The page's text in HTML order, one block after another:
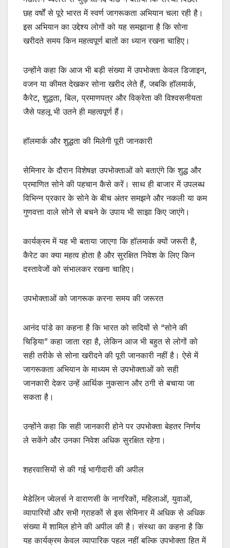
छह वर्षों से पूरे भारत में स्वर्ण जागरूकता अभियान चला रही है।
इस अभियान का उद्देश्य लोगों को यह समझाना है कि सोना
खरीदते समय किन महत्वपूर्ण बातों का ध्यान रखना चाहिए।
उन्होंने कहा कि आज भी बड़ी संख्या में उपभोक्ता केवल डिजाइन,
वजन या कीमत देखकर सोना खरीद लेते हैं, जबकि हॉलमार्क,
कैरेट, शुद्धता, बिल, प्रमाणपत्र और विक्रेता की विश्वसनीयता
जैसे पहलू भी उतने ही महत्वपूर्ण हैं।
हॉलमार्क और शुद्धता की मिलेगी पूरी जानकारी
सेमिनार के दौरान विशेषज्ञ उपभोक्ताओं को बताएंगे कि शुद्ध और
प्रमाणित सोने की पहचान कैसे करें। साथ ही बाजार में उपलब्ध
विभिन्न प्रकार के सोने के बीच अंतर समझने और नकली या कम
गुणवत्ता वाले सोने से बचने के उपाय भी साझा किए जाएंगे।
कार्यक्रम में यह भी बताया जाएगा कि हॉलमार्क क्यों जरूरी है,
कैरेट का क्या महत्व होता है और सुरक्षित निवेश के लिए किन
दस्तावेजों को संभालकर रखना चाहिए।
उपभोक्ताओं को जागरूक करना समय की जरूरत
आनंद पांडे का कहना है कि भारत को सदियों से “सोने की
चिड़िया” कहा जाता रहा है, लेकिन आज भी बहुत से लोगों को
सही तरीके से सोना खरीदने की पूरी जानकारी नहीं है। ऐसे में
जागरूकता अभियान के माध्यम से उपभोक्ताओं को सही
जानकारी देकर उन्हें आर्थिक नुकसान और ठगी से बचाया जा
सकता है।
उन्होंने कहा कि सही जानकारी होने पर उपभोक्ता बेहतर निर्णय
ले सकेंगे और उनका निवेश अधिक सुरक्षित रहेगा।
शहरवासियों से की गई भागीदारी की अपील
मेडेलिन ज्वेलर्स ने वाराणसी के नागरिकों, महिलाओं, युवाओं,
व्यापारियों और सभी ग्राहकों से इस सेमिनार में अधिक से अधिक
संख्या में शामिल होने की अपील की है। संस्था का कहना है कि
यह कार्यक्रम केवल व्यापारिक पहल नहीं बल्कि उपभोक्ता हित में